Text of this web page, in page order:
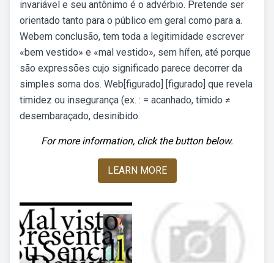
invariável e seu antônimo é o advérbio. Pretende ser
orientado tanto para o público em geral como para a.
Webem conclusão, tem toda a legitimidade escrever
«bem vestido» e «mal vestido», sem hífen, até porque
são expressões cujo significado parece decorrer da
simples soma dos. Web[figurado] [figurado] que revela
timidez ou insegurança (ex. : = acanhado, tímido ≠
desembaraçado, desinibido.
For more information, click the button below.
LEARN MORE